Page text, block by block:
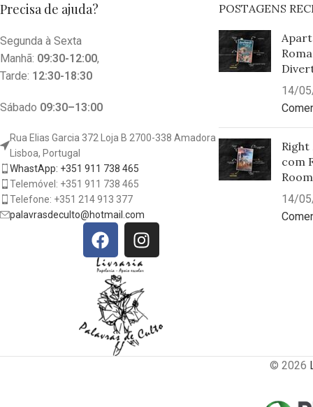
Precisa de ajuda?
Segunda à Sexta
Manhã: 09:30-12:00,
Tarde: 12:30-18:30
Sábado 09:30–13:00
Rua Elias Garcia 372 Loja B 2700-338 Amadora
Lisboa, Portugal
WhastApp: +351 911 738 465
Telemóvel: +351 911 738 465
Telefone: +351 214 913 377
palavrasdeculto@hotmail.com
POSTAGENS
14/
Right
com
14/
© 2026